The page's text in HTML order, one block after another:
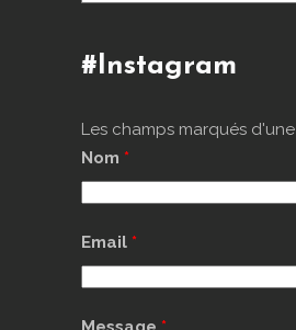
#Instagram
Les champs marqués d'une
Nom *
Email *